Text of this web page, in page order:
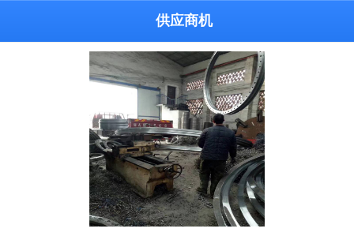
供应商机